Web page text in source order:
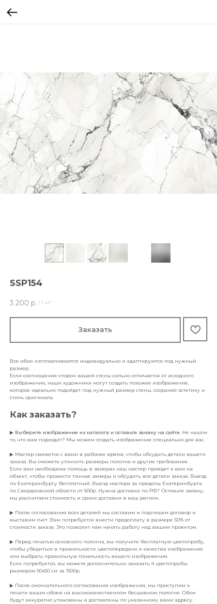
SSP154
3 200 р. / 1 м²
Заказать
Все обои изготавливаются индивидуально и адаптируются под нужный
размер.
Если соотношение сторон вашей стены сильно отличается от исходного
изображения, наши художники могут создать похожее изображение,
которое идеально подойдет под нужный размер стены, сохраняя эстетику и
стиль оригинала.
Как заказать?
▶ Выберите изображение из каталога и оставьте заявку на сайте. Не нашли
то, что вам подходит? Мы можем создать изображение специально для вас.
▶ Мастер свяжется с вами в рабочее время, чтобы обсудить детали вашего
заказа. Вы сможете уточнить размеры полотна и другие требования.
Если вам необходима помощь в замерах наш мастер приедет к вам на
объект, чтобы провести точные замеры и обсудить все детали заказа. Выезд
по Екатеринбургу бесплатный. Выезд мастера за пределы Екатеринбурга
по Свердловской области от 500р. Нужна доставка по РФ? Оставьте заявку,
мы рассчитаем стоимость и сроки доставки в ваш регион.
▶ После согласования всех деталей мы составим и подпишем договор и
выставим счет. Вам потребуется внести предоплату в размере 50% от
стоимости заказа. Это позволит нам начать работу над вашим проектом.
▶ Перед печатью основного полотна, вы получите бесплатную цветопробу,
чтобы убедиться в правильности цветопередачи и качества изображения
или выбрать правильную тональность вашего изображения.
Если потребуется, вы можете дополнительно заказать 4 цветопробы
размером 50х50 см за 1500р.
▶ После окончательного согласования изображения, мы приступим к
печати ваших обоев на высококачественном бесшовном полотне. Обои
будут аккуратно упакованы и доставлены по указанному вами адресу.